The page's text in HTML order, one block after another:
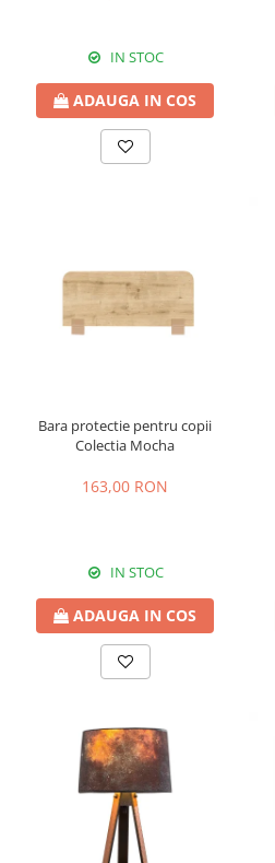
IN STOC
ADAUGA IN COS
Bara protectie pentru copii
Colectia Mocha
163,00 RON
IN STOC
ADAUGA IN COS